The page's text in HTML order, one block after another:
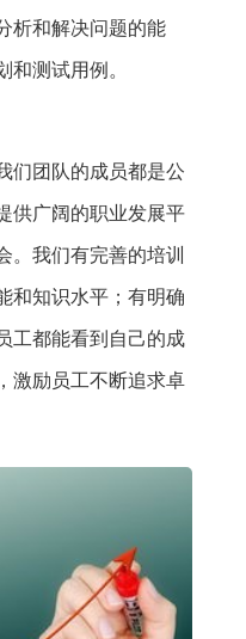
析和解决问题的能
和测试用例。
们团队的成员都是公
供广阔的职业发展平
。我们有完善的培训
和知识水平；有明确
工都能看到自己的成
激励员工不断追求卓